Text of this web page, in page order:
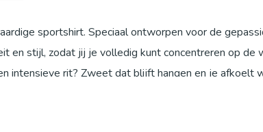
sportshirt. Speciaal ontworpen voor de
en stijl, zodat jij je volledig kunt concentreren op de
intensieve rit? Zweet dat blijft hangen en je afkoelt
zodat je ongestoord kunt genieten van elke